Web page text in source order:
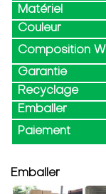
Matériel
Couleur
Composition
Garantie
Recyclage
Emballer
Paiement
Emballer